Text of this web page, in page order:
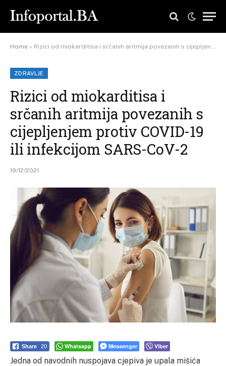
Home » Rizici od miokarditisa i srčanih aritmija povezanih s cijepljenjem protiv COVID-19 ili infekcijom SARS-CoV-2
ZDRAVLJE
Rizici od miokarditisa i
srčanih aritmija povezanih s
cijepljenjem protiv COVID-19
ili infekcijom SARS-CoV-2
19/12/2021
Share 20 Whatsapp Messenger Viber
Jedna od navodnih nuspojava cjepiva je upala mišića